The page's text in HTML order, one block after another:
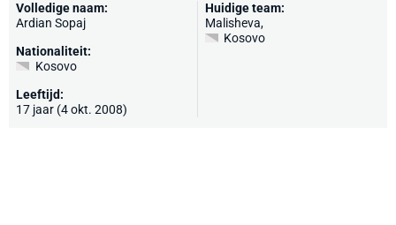
Volledige naam:
Ardian Sopaj
Nationaliteit:
Kosovo
Leeftijd:
17 jaar (4 okt. 2008)
Huidige team:
Malisheva,
Kosovo